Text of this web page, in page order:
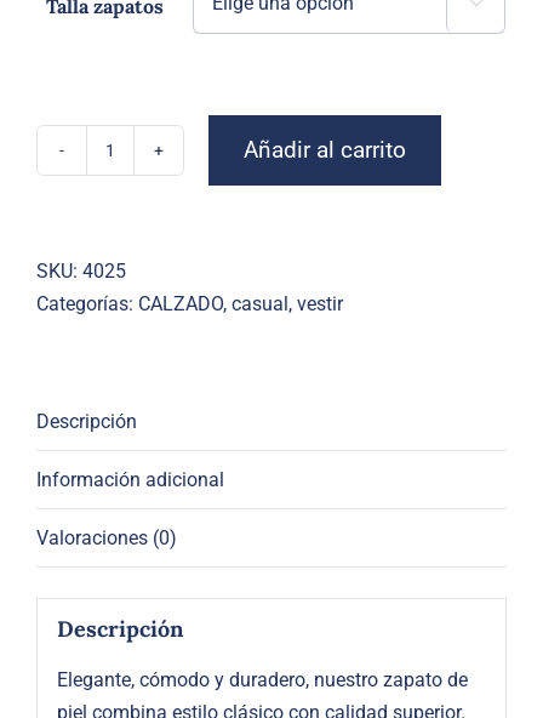
Talla zapatos
cantidad
Añadir al carrito
SKU: 4025
Categorías: CALZADO, casual, vestir
Descripción
Información adicional
Valoraciones (0)
Descripción
Elegante, cómodo y duradero, nuestro zapato de
piel combina estilo clásico con calidad superior.